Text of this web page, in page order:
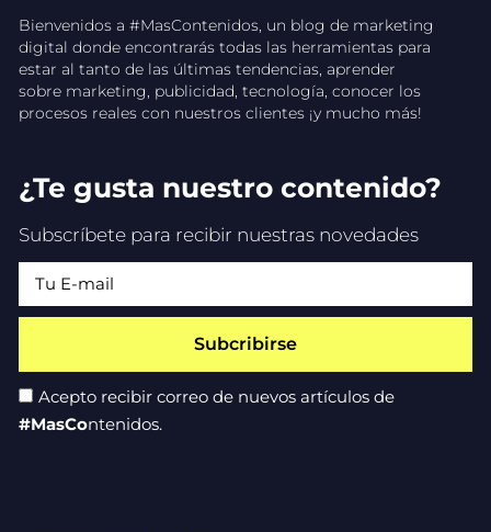
Bienvenidos a #MasContenidos, un blog de marketing
digital donde encontrarás todas las herramientas para
estar al tanto de las últimas tendencias, aprender
sobre marketing, publicidad, tecnología, conocer los
procesos reales con nuestros clientes ¡y mucho más!
¿Te gusta nuestro contenido?
Subscríbete para recibir nuestras novedades
Acepto recibir correo de nuevos artículos de
#MasContenidos.
Subcribirse